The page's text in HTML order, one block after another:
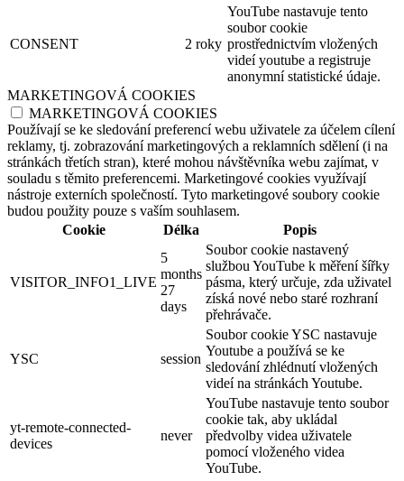
CONSENT 2 roky
YouTube nastavuje tento
soubor cookie
prostřednictvím vložených
videí youtube a registruje
anonymní statistické údaje.
MARKETINGOVÁ COOKIES
MARKETINGOVÁ COOKIES
Používají se ke sledování preferencí webu uživatele za účelem cílení
reklamy, tj. zobrazování marketingových a reklamních sdělení (i na
stránkách třetích stran), které mohou návštěvníka webu zajímat, v
souladu s těmito preferencemi. Marketingové cookies využívají
nástroje externích společností. Tyto marketingové soubory cookie
budou použity pouze s vaším souhlasem.
Cookie
Délka Popis
VISITOR_INFO1_LIVE
5
months
27
days
Soubor cookie nastavený
službou YouTube k měření šířky
pásma, který určuje, zda uživatel
získá nové nebo staré rozhraní
přehrávače.
YSC session
Soubor cookie YSC nastavuje
Youtube a používá se ke
sledování zhlédnutí vložených
videí na stránkách Youtube.
yt-remote-connected-
devices
never
YouTube nastavuje tento soubor
cookie tak, aby ukládal
předvolby videa uživatele
pomocí vloženého videa
YouTube.